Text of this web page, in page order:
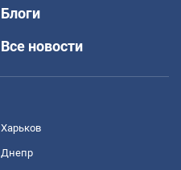
Блоги
Все новости
Харьков
Днепр